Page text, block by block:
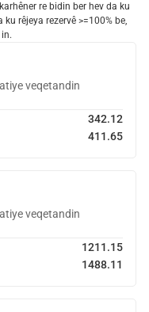
re bidin ber hev da ku
rêjeya rezervê >=100% be,
veqetandin
342.12
411.65
veqetandin
1211.15
1488.11